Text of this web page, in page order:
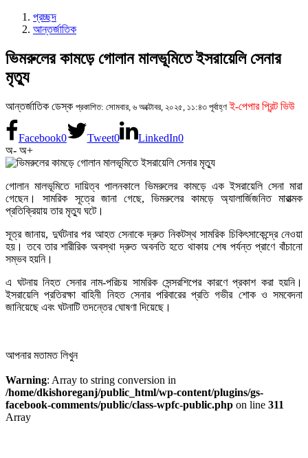
প্রচ্ছদ
আন্তর্জাতিক
ভিমরুলের কামড়ে গোলান মালভূমিতে ইসরায়েলি সেনার
মৃত্যু
আন্তর্জাতিক ডেস্ক প্রকাশিত: সোমবার, ৬ অক্টোবর, ২০২৫, ১১:৪৩ পূর্বাহ্ণ ই-পেপার প্রিন্ট ভিউ
Facebook0 Tweet0 LinkedIn0
অ- অ+
গোলান মালভূমিতে দায়িত্ব পালনকালে ভিমরুলের কামড়ে এক ইসরায়েলি সেনা মারা
গেছেন। সামরিক সূত্রে জানা গেছে, ভিমরুলের কামড়ে অ্যালার্জিজনিত মারাত্মক
প্রতিক্রিয়ায় তার মৃত্যু ঘটে।
সূত্র জানায়, দুর্ঘটনার পর আহত সেনাকে দ্রুত নিকটস্থ সামরিক চিকিৎসাকেন্দ্রে নেওয়া
হয়। তবে তার শারীরিক অবস্থা দ্রুত অবনতি হতে থাকায় শেষ পর্যন্ত প্রাণে বাঁচানো
সম্ভব হয়নি।
এ ঘটনায় নিহত সেনার নাম-পরিচয় সামরিক সেন্সরশিপের কারণে প্রকাশ করা হয়নি।
ইসরায়েলি প্রতিরক্ষা বাহিনী নিহত সেনার পরিবারের প্রতি গভীর শোক ও সমবেদনা
জানিয়েছে এবং ঘটনাটি তদন্তের ঘোষণা দিয়েছে।
আপনার মতামত লিখুন
Warning: Array to string conversion in
/home/dkishoreganj/public_html/wp-content/plugins/gs-
facebook-comments/public/class-wpfc-public.php on line 311
Array